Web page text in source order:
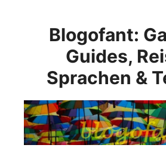
Blogofant:
Guides,
Sprachen &